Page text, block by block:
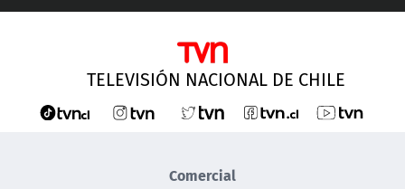
TELEVISIÓN NACIONAL DE CHILE
Comercial